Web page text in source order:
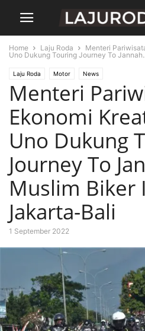
Home Laju Roda
Menteri
Uno Dukung Touring Journey To
Laju Roda Motor News
Menteri
Ekonomi
Uno Dukung
Journey To
Muslim Biker
Jakarta-Bali
1 September 2022